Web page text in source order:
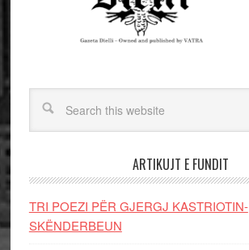
ARTIKUJT E FUNDIT
TRI POEZI PËR GJERGJ KASTRIOTIN-
SKËNDERBEUN